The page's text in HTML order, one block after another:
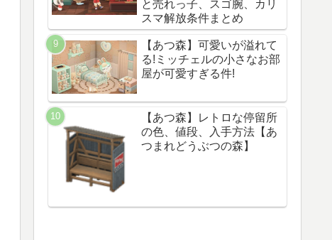
と売れっ子、スゴ腕、カリ
スマ解放条件まとめ
【あつ森】可愛いが溢れて
る!ミッチェルの小さなお部
屋が可愛すぎる件!
【あつ森】レトロな停留所
の色、値段、入手方法【あ
つまれどうぶつの森】